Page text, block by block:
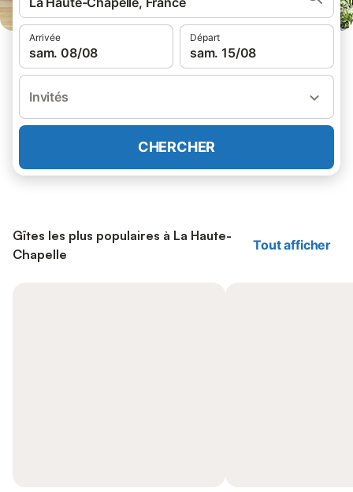
Arrivée
sam. 08/08
Départ
sam. 15/08
Invités
CHERCHER
Gîtes les plus populaires à La Haute-
Chapelle
Tout afficher